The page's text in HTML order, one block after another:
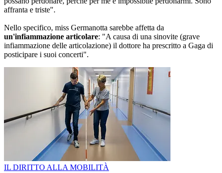
affranta e triste".
Nello specifico, miss Germanotta sarebbe affetta da
un'infiammazione articolare: "A causa di una sinovite (grave
infiammazione delle articolazione) il dottore ha prescritto a Gaga di
posticipare i suoi concerti".
IL DIRITTO ALLA MOBILITÀ